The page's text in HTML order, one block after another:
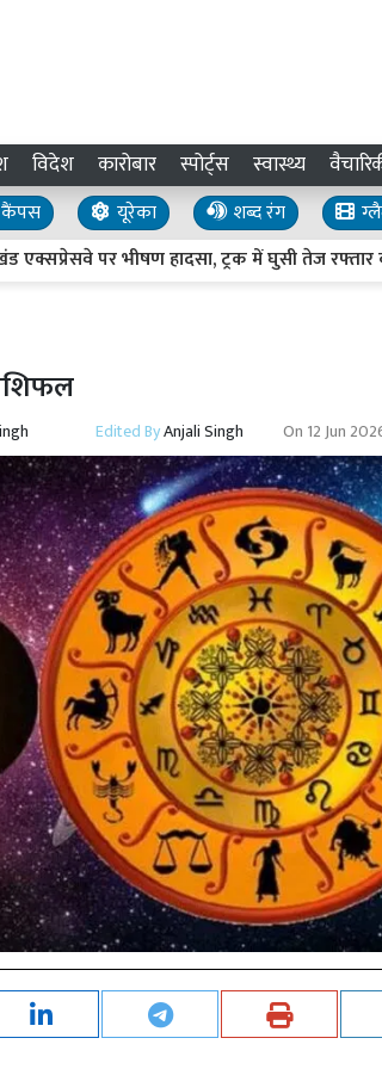
विदेश कारोबार स्पोर्ट्स स्वास्थ्य
यूरेका शब्द रंग
पर भीषण हादसा, ट्रक में घुसी तेज रफ्तार कार; 2
Edited ByAnjali Singh On 12 Jun